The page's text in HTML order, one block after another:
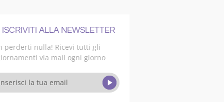
ISCRIVITI ALLA NEWSLETTER
perderti nulla! Ricevi tutti gli
via mail ogni giorno